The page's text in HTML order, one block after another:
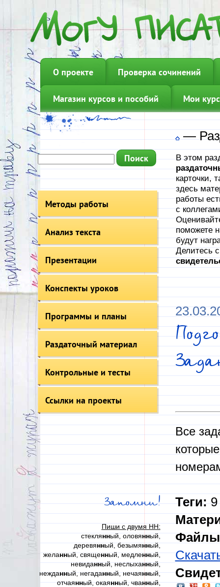
О проекте Проверка сочинений
Магазин курсов и пособий Мои
Методы работы
Анализ текста
Презентации
Конспекты уроков
Программы и планы
Раздаточный материал
Контрольные и тесты
Ссылки на проекты
Запомни!
Пиши с двумя НН:
стеклянный, оловянный,
деревянный, безымянный,
желанный, священный, медленный,
невиданный, неслыханный,
нежданный, негаданный, нечаянный,
отчаянный, окаянный, чванный,
—
В этом
карточки,
здесь
работы
с
поможете
будут
Делитесь
Все
Теги:9
Файлы